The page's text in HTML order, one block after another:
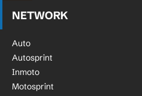
NETWORK
Auto
Autosprint
Inmoto
Motosprint